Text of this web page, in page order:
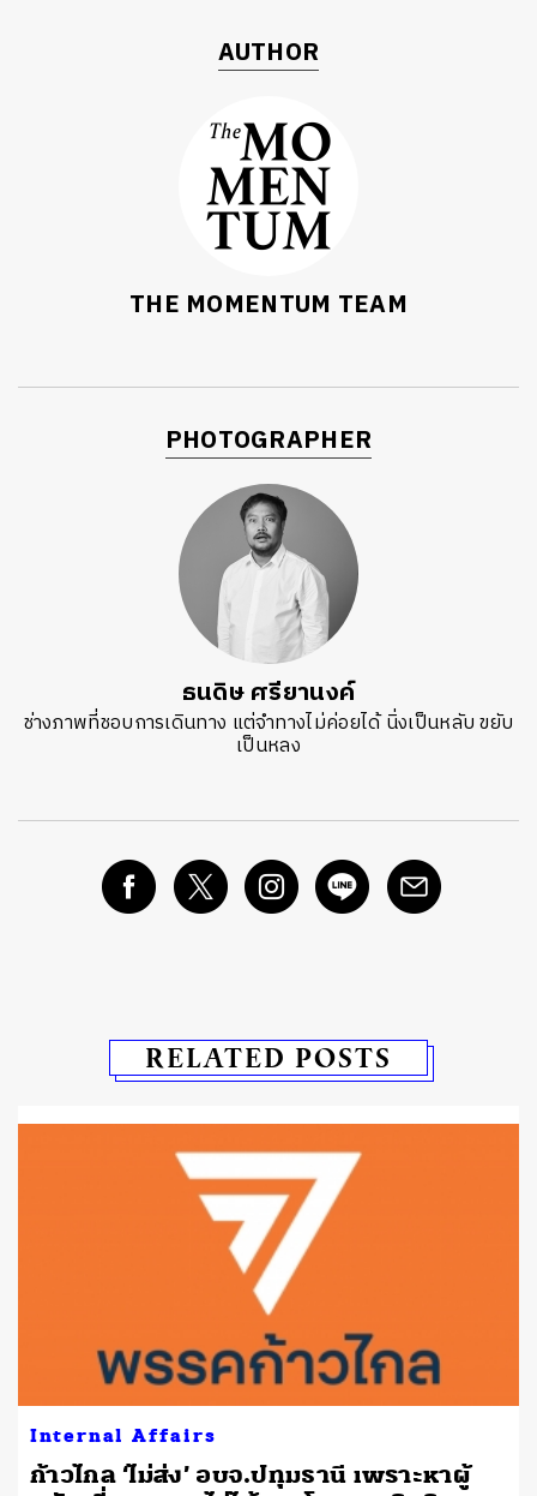
AUTHOR
THE MOMENTUM TEAM
PHOTOGRAPHER
ธนดิษ​ ศรี​ยา​นงค์​
ช่างภาพที่ชอบการเดินทาง แต่จำทางไม่ค่อยได้ นิ่งเป็นหลับ ขยับ
เป็นหลง
RELATED POSTS
Internal Affairs
ก้าวไกล ‘ไม่ส่ง’ อบจ.ปทุมธานี เพราะหาผู้